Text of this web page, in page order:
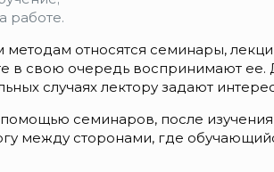
работе.
относятся семинары,
в свою очередь воспринимают
случаях лектору задают
семинаров, после
между сторонами, где